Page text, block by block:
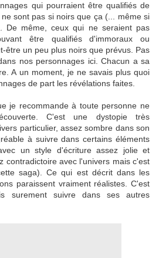
qui pourraient être qualifiés de
sont pas si noirs que ça (... même si
De même, ceux qui ne seraient pas
être qualifiés d'immoraux ou
être un peu plus noirs que prévus. Pas
nos personnages ici. Chacun a sa
A un moment, je ne savais plus quoi
de part les révélations faites.
je recommande à toute personne ne
C'est une dystopie très
particulier, assez sombre dans son
à suivre dans certains éléments
un style d'écriture assez jolie et
contradictoire avec l'univers mais c'est
saga). Ce qui est décrit dans les
paraissent vraiment réalistes. C'est
surement suivre dans ses autres